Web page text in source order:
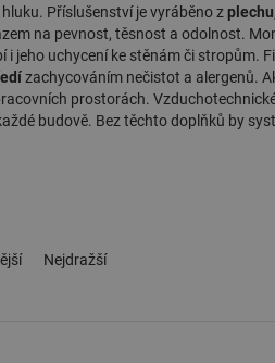
Příslušenství je vyráběno z
na pevnost, těsnost a odolnost.
i jeho uchycení ke stěnám či stropům.
zachycováním nečistot a alergenů.
prostorách.
budově. Bez těchto doplňků by
Nejdražší